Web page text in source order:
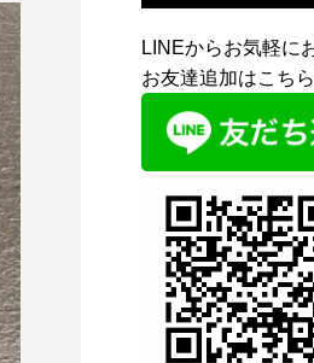
LINEからお気軽に
お友達追加はこち